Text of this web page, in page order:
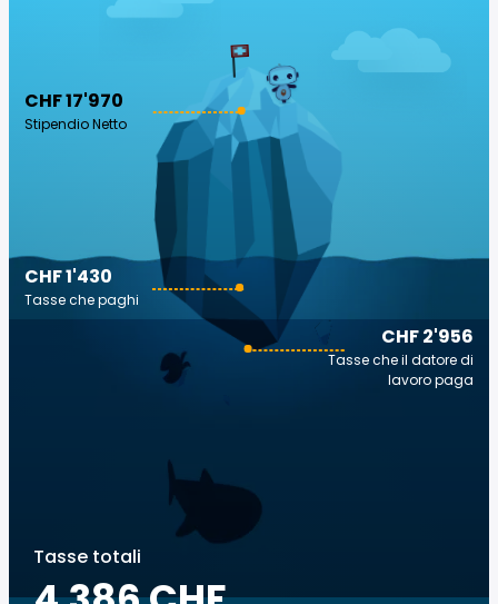
CHF 17'970
Stipendio Netto
CHF 2'956
Tasse che il datore di
lavoro paga
CHF 1'430
Tasse che paghi
Tasse totali